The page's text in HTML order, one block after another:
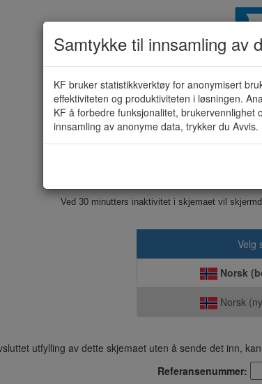
Anmodning om
Dette skjemaet sendes
Ved 30 minutters inaktivitet i skjemaet vil
Velg
Norsk
Norsk
utfylling av dette skjemaet uten å sende det inn,
Referansenummer:
Samtykke til innsamling av
KF bruker statistikkverktøy for anonymisert
effektiviteten og produktiviteten i løsningen.
KF å forbedre funksjonalitet,
innsamling av anonyme data, trykker du Avvis.